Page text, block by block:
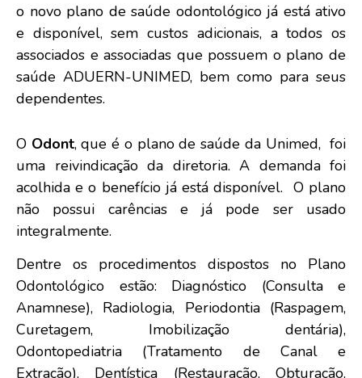
o novo plano de saúde odontológico já está ativo
e disponível, sem custos adicionais, a todos os
associados e associadas que possuem o plano de
saúde ADUERN-UNIMED, bem como para seus
dependentes.
O Odont, que é o plano de saúde da Unimed, foi
uma reivindicação da diretoria. A demanda foi
acolhida e o benefício já está disponível. O plano
não possui carências e já pode ser usado
integralmente.
Dentre os procedimentos dispostos no Plano
Odontológico estão: Diagnóstico (Consulta e
Anamnese), Radiologia, Periodontia (Raspagem,
Curetagem, Imobilização dentária),
Odontopediatria (Tratamento de Canal e
Extração), Dentística (Restauração, Obturação,